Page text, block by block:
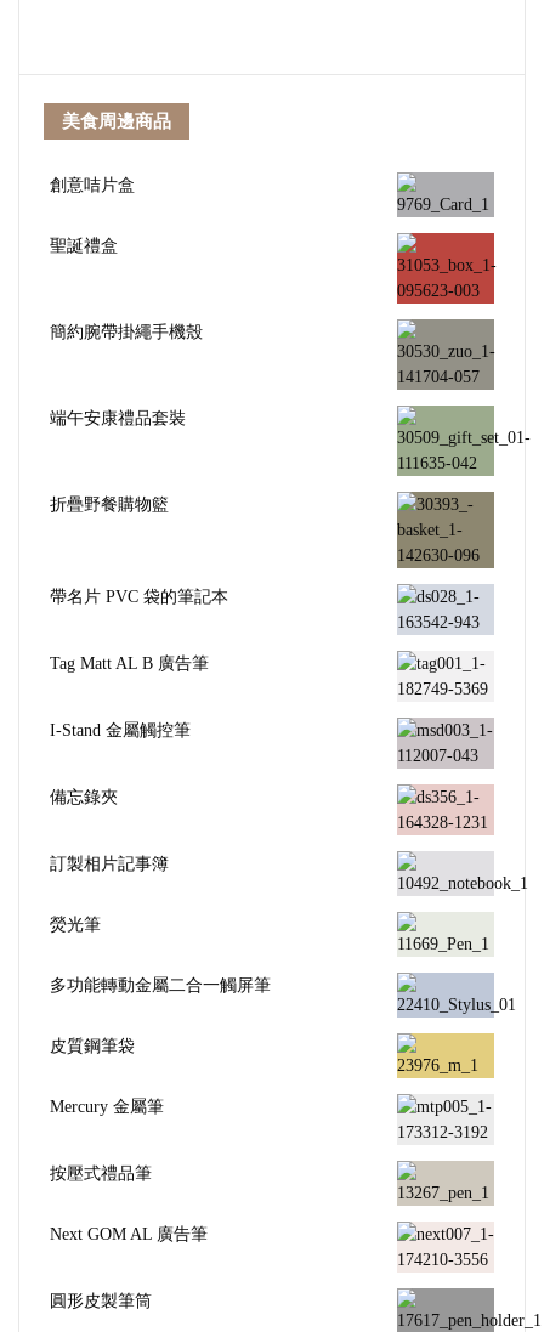
美食周邊商品
創意咭片盒
聖誕禮盒
簡約腕帶掛繩手機殼
端午安康禮品套裝
折疊野餐購物籃
帶名片 PVC 袋的筆記本
Tag Matt AL B 廣告筆
I-Stand 金屬觸控筆
備忘錄夾
訂製相片記事簿
熒光筆
多功能轉動金屬二合一觸屏筆
皮質鋼筆袋
Mercury 金屬筆
按壓式禮品筆
Next GOM AL 廣告筆
圓形皮製筆筒